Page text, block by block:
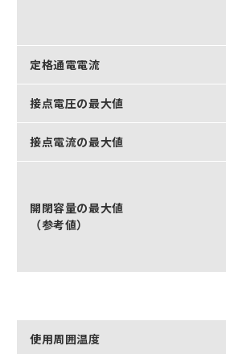
定格通電電流
接点電圧の最大値
接点電流の最大値
開閉容量の最大値
（参考値）
使用周囲温度